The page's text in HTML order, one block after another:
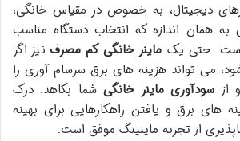
دیجیتال، به خصوص در مقیاس خانگی،
همان اندازه که انتخاب دستگاه مناسب
است. حتی یک ماینر خانگی کم مصرف نیز اگر
می تواند هزینه های برق سرسام آوری را
از سودآوری ماینر خانگیشما بکاهد. درک
های برق و یافتن راهکارهایی برای بهینه
از تجربه ماینینگ موفق است.